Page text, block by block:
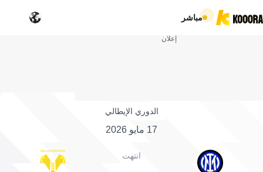
مباشر
إعلان
الدوري الإيطالي
17 مايو 2026
انتهت